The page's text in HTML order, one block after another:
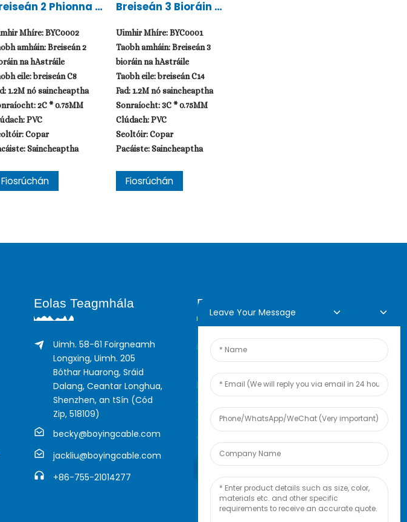
2 Phionna A
Breiseán C8 ...
Mhíre: BYC0002
amháin: Breiseán 2
na hAstráile
eile: breiseán C8
1.2M nó saincheaptha
2C * 0.75MM
PVC
Copar
Saincheaptha
Fiosrúchán
Breiseán 3 Bioráin A
Breiseán C14...
Uimhir Mhíre: BYC0001
Taobh amháin: Breiseán 3
bioráin na hAstráile
Taobh eile: breiseán C14
Fad: 1.2M nó saincheaptha
Sonraíocht: 3C * 0.75MM
Clúdach: PVC
Seoltóir: Copar
Pacáiste: Saincheaptha
Fiosrúchán
Eolas Teagmhála
Uimh. 58-61 Foirgneamh
Longxing, Uimh. 205
Bóthar Huarong, Sráid
Dalang, Ceantar Longhua,
Shenzhen, an tSín (Cód
Zip, 518109)
becky@boyingcable.com
jackliu@boyingcable.com
+86-755-21014277
Fiosrúchán Ar Líne
Le haghaidh fiosrúcháin
faoinár dtáirgí nó faoinár liosta
praghsanna, fág do r-phost
chugainn agus beimid i
dteagmháil leat laistigh de 24
uair an chloig.
Fiosrúchán Anois
Leave Your Message